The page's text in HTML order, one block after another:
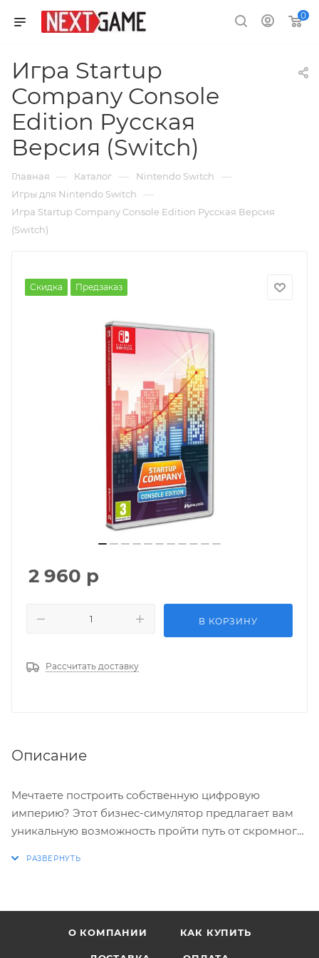
0
Игра Startup
Company Console
Edition Русская
Версия (Switch)
Главная — Каталог — Nintendo Switch —
Игры для Nintendo Switch —
Игра Startup Company Console Edition Русская Версия
(Switch)
Скидка Предзаказ
2 960 р
В КОРЗИНУ
Рассчитать доставку
Описание
Мечтаете построить собственную цифровую
империю? Этот бизнес-симулятор предлагает вам
уникальную возможность пройти путь от скромного
влияет на прибыль и долю рынка.
О КОМПАНИИ КАК КУПИТЬ